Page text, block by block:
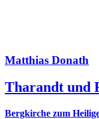
Matthias Donath
Tharandt und
Bergkirche zum